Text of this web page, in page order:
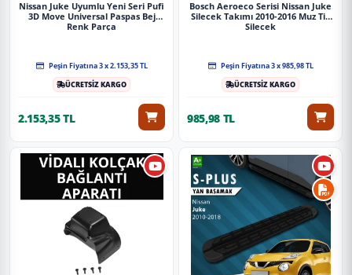
Nissan Juke Uyumlu Yeni Seri Pufi
3D Move Universal Paspas Bej
Renk Parça
Peşin Fiyatına 3 x 2.153,35 TL
ÜCRETSİZ KARGO
2.153,35 TL
Bosch Aeroeco Serisi Nissan Juke
Silecek Takımı 2010-2016 Muz Tip
Silecek
Peşin Fiyatına 3 x 985,98 TL
ÜCRETSİZ KARGO
985,98 TL